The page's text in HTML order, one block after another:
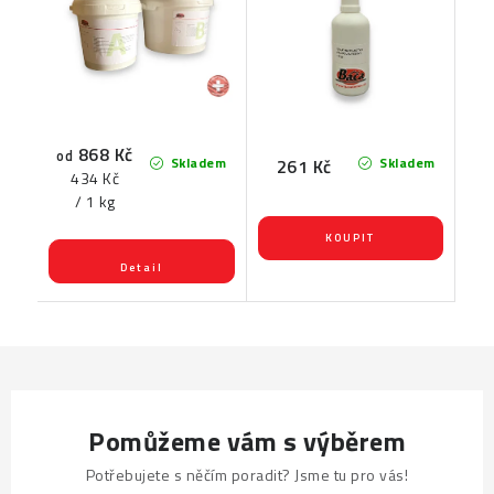
Skladem
od 868 Kč
Měrná
cena:
434 Kč
/ 1 kg
Skladem
261 Kč
Pomůžeme vám s výběrem
Potřebujete s něčím poradit? Jsme tu pro vás!